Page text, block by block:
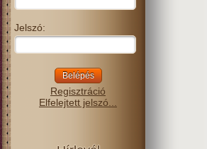
Jelszó:
Regisztráció
Elfelejtett jelszó...